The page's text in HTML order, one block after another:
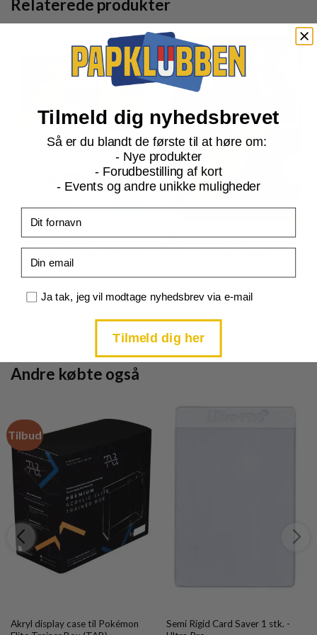
Relaterede produkter
S&M Unified Minds
3,00Current
S&M Unified Minds
kr.5,00Current
kr. 39,95.
TILFØJ TIL KURV
Andre købte også
Tilbud
Akryl display case til Pokémon
Semi Rigid Card Saver 1 stk. -
Tilmeld dig nyhedsbrevet
Så er du blandt de første til at høre om:
- Nye produkter
- Forudbestilling af kort
- Events og andre unikke muligheder
Samtykke
Ja tak, jeg vil modtage nyhedsbrev via e-mail
Tilmeld dig her